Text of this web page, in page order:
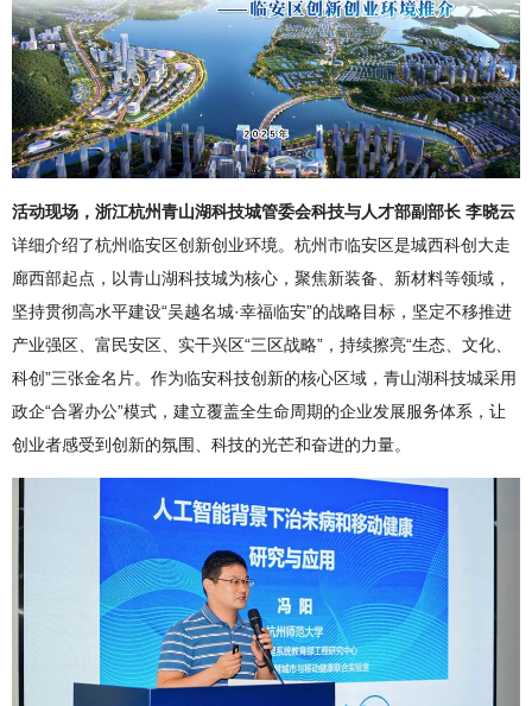
活动现场，浙江杭州青山湖科技城管委会科技与人才部副部长 李晓云
详细介绍了杭州临安区创新创业环境。杭州市临安区是城西科创大走
廊西部起点，以青山湖科技城为核心，聚焦新装备、新材料等领域，
坚持贯彻高水平建设“吴越名城·幸福临安”的战略目标，坚定不移推进
产业强区、富民安区、实干兴区“三区战略”，持续擦亮“生态、文化、
科创”三张金名片。作为临安科技创新的核心区域，青山湖科技城采用
政企“合署办公”模式，建立覆盖全生命周期的企业发展服务体系，让
创业者感受到创新的氛围、科技的光芒和奋进的力量。